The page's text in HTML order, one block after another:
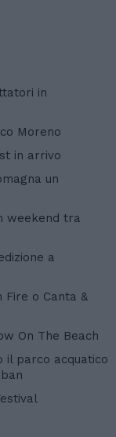
in
Moreno
in arrivo
un
weekend tra
a
Fire o Canta &
On The Beach
il parco acquatico